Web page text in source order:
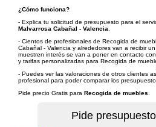
¿Cómo funciona?
- Explica tu solicitud de presupuesto para el
Malvarrosa Cabañal - Valencia
- Cientos de profesionales de Recogida de
Cabañal - Valencia y alrededores van a recibir
muestren interés se van a poner en contacto
y tarifas personalizadas para Recogida de
- Puedes ver las valoraciones de otros clientes
profesional para poder comparar los
Pide precio Gratis para Recogida de muebles